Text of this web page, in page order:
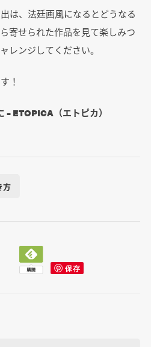
は、法廷画風になるとどうなる
寄せられた作品を見て楽しみつ
レンジしてください。
！
– ETOPICA（エトピカ）
方